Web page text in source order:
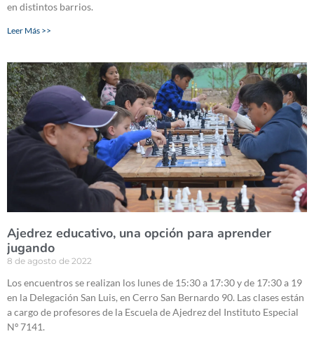
en distintos barrios.
Leer Más >>
Ajedrez educativo, una opción para aprender
jugando
8 de agosto de 2022
Los encuentros se realizan los lunes de 15:30 a 17:30 y de 17:30 a 19
en la Delegación San Luis, en Cerro San Bernardo 90. Las clases están
a cargo de profesores de la Escuela de Ajedrez del Instituto Especial
Nº 7141.